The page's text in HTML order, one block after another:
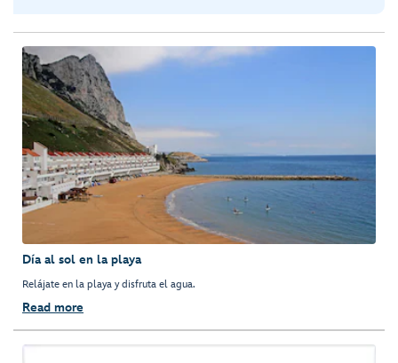
Día al sol en la playa
Relájate en la playa y disfruta el agua.
Read more